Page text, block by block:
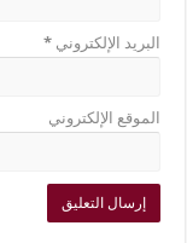
البريد الإلكتروني*
الموقع الإلكتروني